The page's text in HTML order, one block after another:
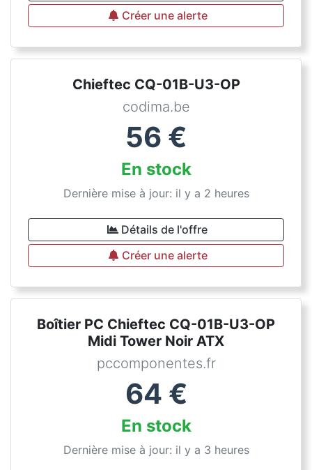
Créer une alerte
Chieftec CQ-01B-U3-OP
codima.be
56 €
En stock
Dernière mise à jour: il y a 2 heures
Détails de l'offre
Créer une alerte
Boîtier PC Chieftec CQ-01B-U3-OP
Midi Tower Noir ATX
pccomponentes.fr
64 €
En stock
Dernière mise à jour: il y a 3 heures